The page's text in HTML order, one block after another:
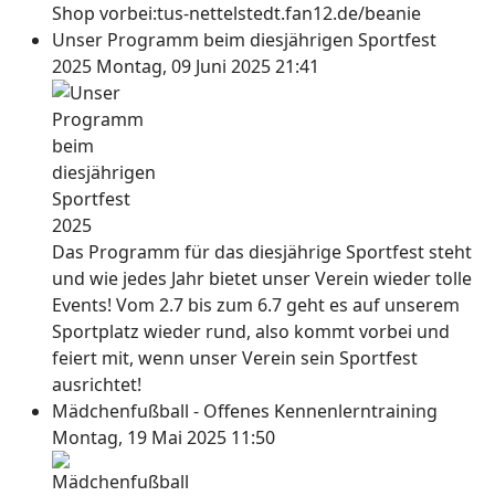
Shop vorbei:tus-nettelstedt.fan12.de/beanie
Unser Programm beim diesjährigen Sportfest
2025 Montag, 09 Juni 2025 21:41
Das Programm für das diesjährige Sportfest steht
und wie jedes Jahr bietet unser Verein wieder tolle
Events! Vom 2.7 bis zum 6.7 geht es auf unserem
Sportplatz wieder rund, also kommt vorbei und
feiert mit, wenn unser Verein sein Sportfest
ausrichtet!
Mädchenfußball - Offenes Kennenlerntraining
Montag, 19 Mai 2025 11:50